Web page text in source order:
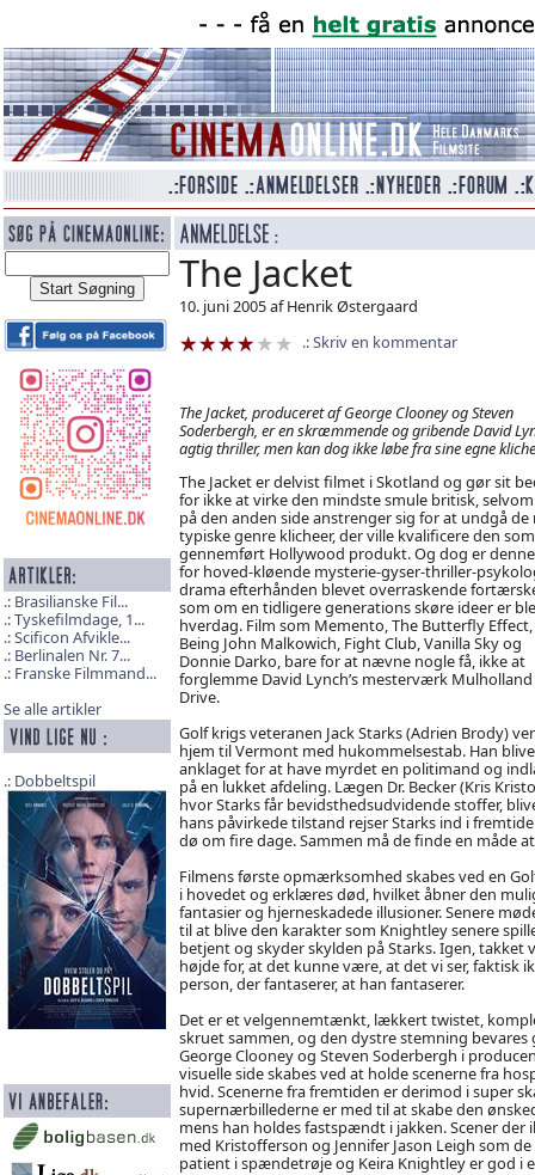
Brasilianske Fil...
Tyskefilmdage, 1...
Scificon Afvikle...
Berlinalen Nr. 7...
Franske Filmmand...
Se alle artikler
Dobbeltspil
The Jacket
10. juni 2005 af Henrik Østergaard
Skriv en kommentar
The Jacket, produceret af George Clooney og Steven
Soderbergh, er en skræmmende og gribende David
agtig thriller, men kan dog ikke løbe fra sine egne
The Jacket er delvist filmet i Skotland og gør sit
for ikke at virke den mindste smule britisk,
på den anden side anstrenger sig for at undgå de
typiske genre klicheer, der ville kvalificere den
gennemført Hollywood produkt. Og dog er
for hoved-kløende mysterie-gyser-thriller-
drama efterhånden blevet overraskende
som om en tidligere generations skøre ideer er
hverdag. Film som Memento, The Butterfly Effect,
Being John Malkowich, Fight Club, Vanilla Sky og
Donnie Darko, bare for at nævne nogle få, ikke at
forglemme David Lynch’s mesterværk Mulholland
Drive.
Golf krigs veteranen Jack Starks (Adrien Brody)
hjem til Vermont med hukommelsestab. Han
anklaget for at have myrdet en politimand og
på en lukket afdeling. Lægen Dr. Becker (Kris
hvor Starks får bevidsthedsudvidende stoffer,
hans påvirkede tilstand rejser Starks ind i
dø om fire dage. Sammen må de finde en måde
Filmens første opmærksomhed skabes ved en
i hovedet og erklæres død, hvilket åbner den
fantasier og hjerneskadede illusioner. Senere
til at blive den karakter som Knightley senere
betjent og skyder skylden på Starks. Igen, takket
højde for, at det kunne være, at det vi ser, faktisk
person, der fantaserer, at han fantaserer.
Det er et velgennemtænkt, lækkert twistet,
skruet sammen, og den dystre stemning
George Clooney og Steven Soderbergh i
visuelle side skabes ved at holde scenerne fra
hvid. Scenerne fra fremtiden er derimod i super
supernærbillederne er med til at skabe den
mens han holdes fastspændt i jakken. Scener der
med Kristofferson og Jennifer Jason Leigh som
patient i spændetrøje og Keira Knightley er god i